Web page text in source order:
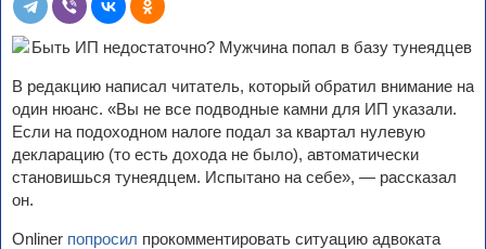
В редакцию написал читатель, который обратил внимание на
один нюанс. «Вы не все подводные камни для ИП указали.
Если на подоходном налоге подал за квартал нулевую
декларацию (то есть дохода не было), автоматически
становишься тунеядцем. Испытано на себе», — рассказал
он.
Onliner попросил прокомментировать ситуацию адвоката